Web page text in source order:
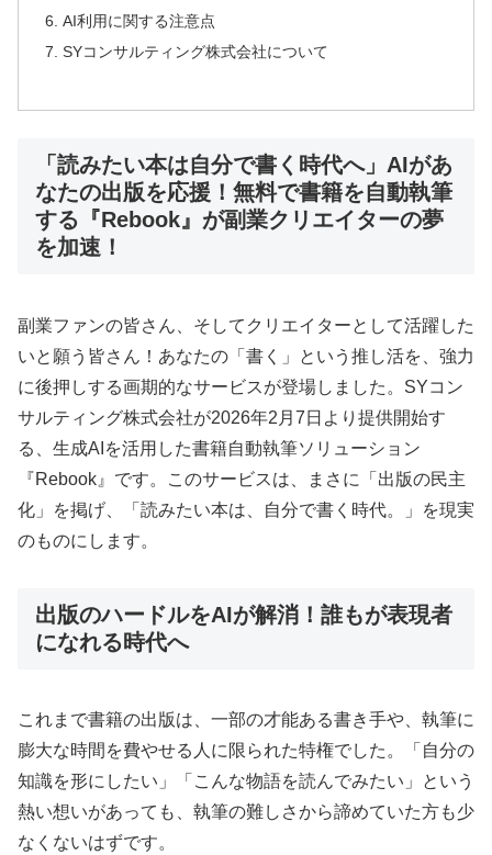
AI利用に関する注意点
SYコンサルティング株式会社について
「読みたい本は自分で書く時代へ」AIがあ
なたの出版を応援！無料で書籍を自動執筆
する『Rebook』が副業クリエイターの夢
を加速！
副業ファンの皆さん、そしてクリエイターとして活躍した
いと願う皆さん！あなたの「書く」という推し活を、強力
に後押しする画期的なサービスが登場しました。SYコン
サルティング株式会社が2026年2月7日より提供開始す
る、生成AIを活用した書籍自動執筆ソリューション
『Rebook』です。このサービスは、まさに「出版の民主
化」を掲げ、「読みたい本は、自分で書く時代。」を現実
のものにします。
出版のハードルをAIが解消！誰もが表現者
になれる時代へ
これまで書籍の出版は、一部の才能ある書き手や、執筆に
膨大な時間を費やせる人に限られた特権でした。「自分の
知識を形にしたい」「こんな物語を読んでみたい」という
熱い想いがあっても、執筆の難しさから諦めていた方も少
なくないはずです。